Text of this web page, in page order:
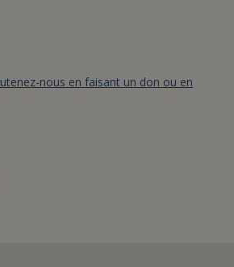
nous en faisant un don ou en